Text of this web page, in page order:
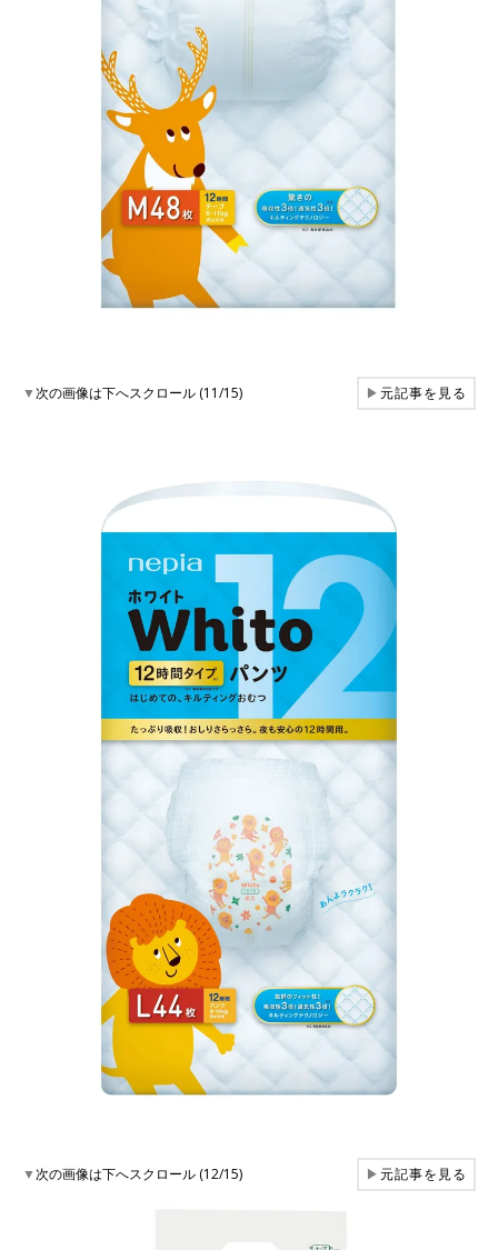
▼次の画像は下へスクロール (11/15) ▶元記事を見る
▼次の画像は下へスクロール (12/15) ▶元記事を見る